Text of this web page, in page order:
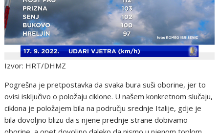
Izvor: HRT/DHMZ
Pogrešna je pretpostavka da svaka bura suši oborine, jer to
ovisi isključivo o položaju ciklone. U našem konkretnom slučaju,
ciklona je položajem bila na području srednje Italije, gdje je
bila dovoljno blizu da s njene prednje strane dobivamo